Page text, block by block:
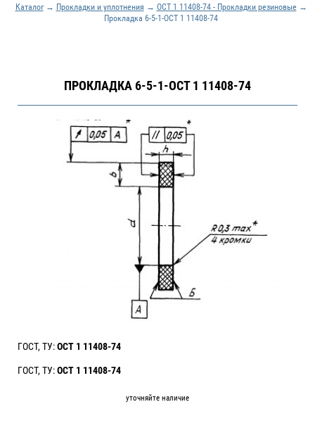
Каталог→ Прокладки и уплотнения → ОСТ 1 11408-74 - Прокладки резиновые→
Прокладка 6-5-1-ОСТ 1 11408-74
ПРОКЛАДКА 6-5-1-ОСТ 1 11408-74
ГОСТ, ТУ:ОСТ 1 11408-74
ГОСТ, ТУ:ОСТ 1 11408-74
уточняйте наличие